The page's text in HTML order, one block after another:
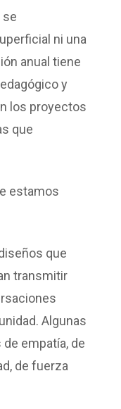
se
ni una
anual tiene
y
los proyectos
que
estamos
que
transmitir
Algunas
empatía, de
de fuerza